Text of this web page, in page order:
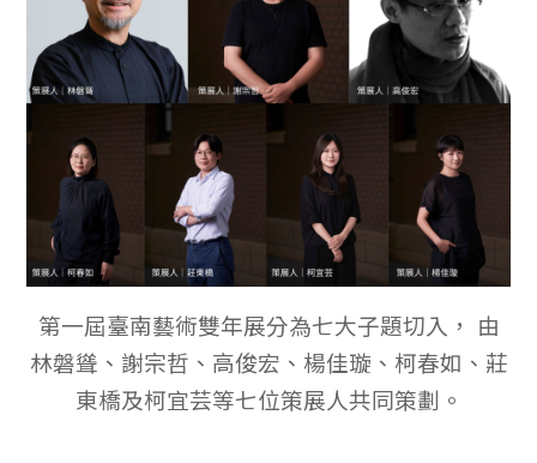
第一屆臺南藝術雙年展分為七大子題切入， 由
林磐聳、謝宗哲、高俊宏、楊佳璇、柯春如、莊
東橋及柯宜芸等七位策展人共同策劃。